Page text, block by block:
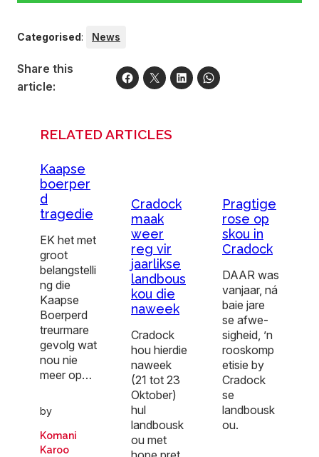
Categorised: News
Share this
article:
RELATED ARTICLES
Kaapse
boerper
d
tragedie
EK het met
groot
belangstelli
ng die
Kaapse
Boerperd
treurmare
gevolg wat
nou nie
meer op…
by
Komani
Karoo
Cradock
maak
weer
reg vir
jaarlikse
landbous
kou die
naweek
Cradock
hou hierdie
naweek
(21 tot 23
Oktober)
hul
landbousk
ou met
Pragtige
rose op
skou in
Cradock
DAAR was
vanjaar, ná
baie jare
se afwe-
sigheid, ’n
rooskomp
etisie by
Cradock
se
landbousk
ou.